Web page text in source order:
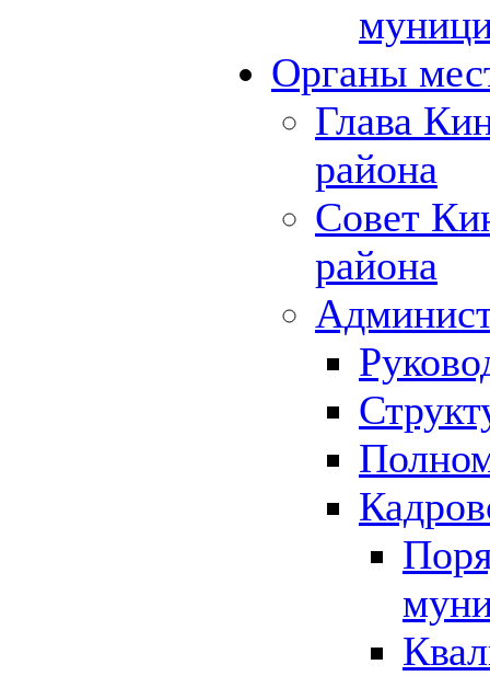
Органы
Глава
района
Совет
района